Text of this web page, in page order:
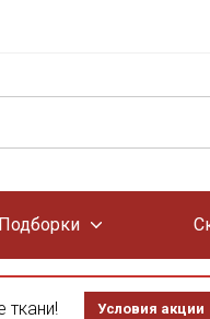
Подборки
ткани! Условия акции